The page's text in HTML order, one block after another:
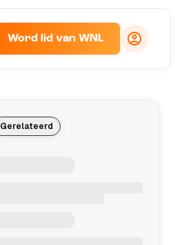
Word lid van WNL
Gerelateerd